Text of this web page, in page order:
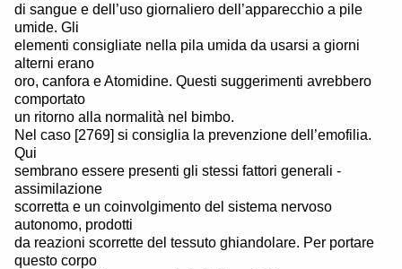
di sangue e dell’uso giornaliero dell’apparecchio a pile
umide. Gli
elementi consigliate nella pila umida da usarsi a giorni
alterni erano
oro, canfora e Atomidine. Questi suggerimenti avrebbero
comportato
un ritorno alla normalità nel bimbo.
Nel caso [2769] si consiglia la prevenzione dell’emofilia.
Qui
sembrano essere presenti gli stessi fattori generali -
assimilazione
scorretta e un coinvolgimento del sistema nervoso
autonomo, prodotti
da reazioni scorrette del tessuto ghiandolare. Per portare
questo corpo